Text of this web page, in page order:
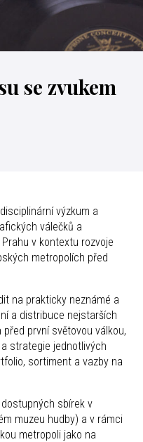
se zvukem
výzkum a
válečků a
v kontextu rozvoje
metropolích před
na prakticky neznámé a
a distribuce nejstarších
první světovou válkou,
strategie jednotlivých
sortiment a vazby na
sbírek v
muzeu hudby) a v rámci
metropoli jako na